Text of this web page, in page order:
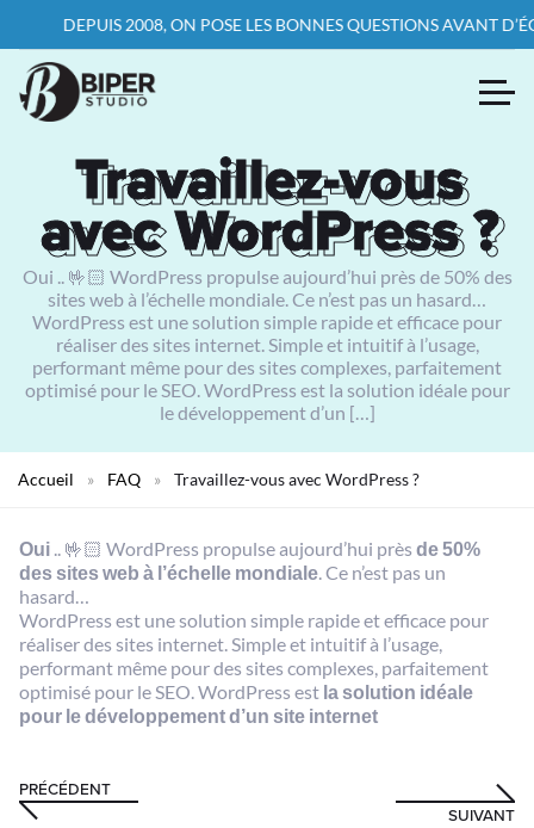
DEPUIS 2008, ON POSE LES BONNES QUESTIONS AVANT
Travaillez-vous
avec WordPress ?
Travaillez-vous
avec WordPress ?
Oui .. 🤟🏻 WordPress propulse aujourd’hui près de 50% des
sites web à l’échelle mondiale. Ce n’est pas un hasard…
WordPress est une solution simple rapide et efficace pour
réaliser des sites internet. Simple et intuitif à l’usage,
performant même pour des sites complexes, parfaitement
optimisé pour le SEO. WordPress est la solution idéale pour
le développement d’un […]
Accueil » FAQ » Travaillez-vous avec WordPress ?
Oui .. 🤟🏻 WordPress propulse aujourd’hui près de 50%
des sites web à l’échelle mondiale. Ce n’est pas un
hasard…
WordPress est une solution simple rapide et efficace pour
réaliser des sites internet. Simple et intuitif à l’usage,
performant même pour des sites complexes, parfaitement
optimisé pour le SEO. WordPress est la solution idéale
pour le développement d’un site internet
PRÉCÉDENT
SUIVANT